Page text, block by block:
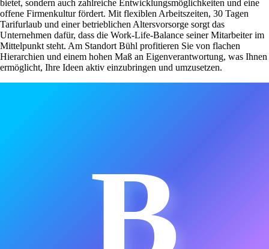
bietet, sondern auch zahlreiche Entwicklungsmöglichkeiten und eine
offene Firmenkultur fördert. Mit flexiblen Arbeitszeiten, 30 Tagen
Tarifurlaub und einer betrieblichen Altersvorsorge sorgt das
Unternehmen dafür, dass die Work-Life-Balance seiner Mitarbeiter im
Mittelpunkt steht. Am Standort Bühl profitieren Sie von flachen
Hierarchien und einem hohen Maß an Eigenverantwortung, was Ihnen
ermöglicht, Ihre Ideen aktiv einzubringen und umzusetzen.
B